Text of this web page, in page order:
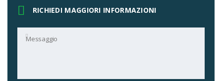
RICHIEDI MAGGIORI INFORMAZIONI